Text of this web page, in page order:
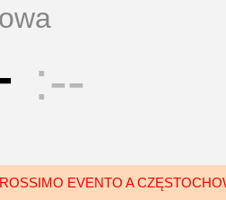
--
EVENTO A